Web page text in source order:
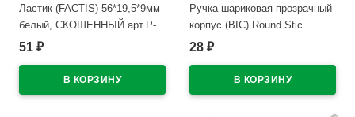
Ластик (FACTIS) 56*19,5*9мм
белый, СКОШЕННЫЙ арт.P-
36
51 ₽
Ручка шариковая прозрачный
корпус (BIC) Round Stic
синий, 1,0мм/0,32мм
28 ₽